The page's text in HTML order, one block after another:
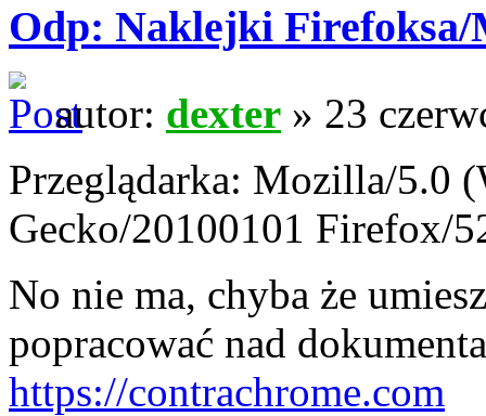
Odp: Naklejki
autor: dexter » 23
Przeglądarka: Mozilla/5.0
Gecko/20100101 Firefox/
No nie ma, chyba że
popracować nad
https://contrachrome.com